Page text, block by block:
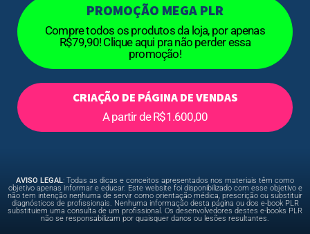
PROMOÇÃO MEGA PLR
Compre todos os produtos da loja, por apenas
R$79,90! Clique aqui pra não perder essa
promoção!
CRIAÇÃO DE PÁGINA DE VENDAS
A partir de R$1.600,00
AVISO LEGAL: Todas as dicas e conceitos apresentados nos materiais têm como
objetivo apenas informar e educar. Este website foi disponibilizado com esse objetivo e
não tem intenção nenhuma de servir como orientação médica, prescrição ou substituir
diagnósticos de profissionais. Nenhuma informação desta página ou dos e-book PLR
substituiem uma consulta de um profissional. Os desenvolvedores destes e-books PLR
não se responsabilizam por quaisquer danos ou lesões resultantes.